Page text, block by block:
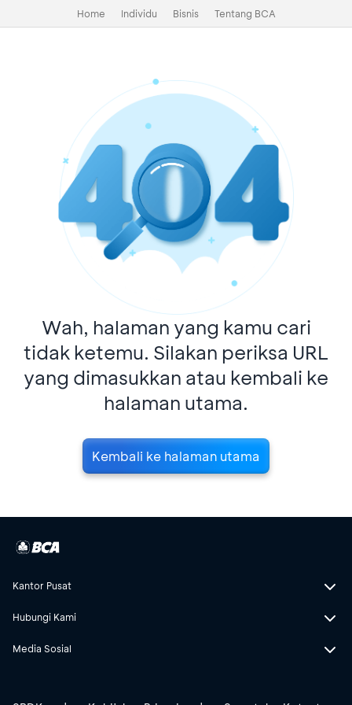
Home Individu Bisnis Tentang BCA
Wah, halaman yang kamu cari
tidak ketemu. Silakan periksa URL
yang dimasukkan atau kembali ke
halaman utama.
Kembali ke halaman utama
Kantor Pusat
Hubungi Kami
Media Sosial